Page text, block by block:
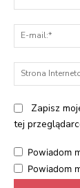
Zapisz
tej
Powiadom
Powiadom